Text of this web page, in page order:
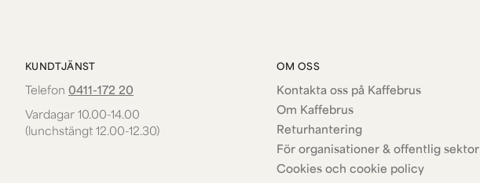
KUNDTJÄNST
Telefon 0411-172 20
Vardagar 10.00-14.00
(lunchstängt 12.00-12.30)
OM OSS
Kontakta oss på Kaffebrus
Om Kaffebrus
Returhantering
För organisationer & offentlig sektor
Cookies och cookie policy